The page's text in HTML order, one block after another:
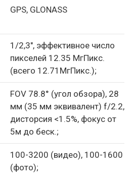
GPS, GLONASS
1/2,3″, эффективное число
пикселей 12.35 МгПикс.
(всего 12.71МгПикс.);
FOV 78.8° (угол обзора), 28
мм (35 мм эквивалент) f/2.2,
дисторсия <1.5%, фокус от
5м до беск.;
100-3200 (видео), 100-1600
(фото);